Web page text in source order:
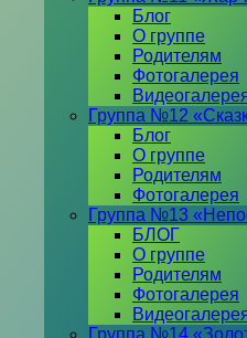
Блог
О группе
Родителям
Фотогалерея
Группа №12
Блог
О группе
Родителям
Фотогалерея
Группа №13
БЛОГ
О группе
Родителям
Фотогалерея
Группа №14